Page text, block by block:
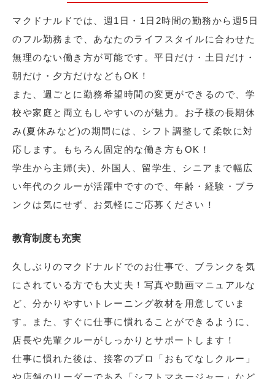
マクドナルドでは、週1日・1日2時間の勤務から週5日
のフル勤務まで、あなたのライフスタイルに合わせた
無理のない働き方が可能です。平日だけ・土日だけ・
朝だけ・夕方だけなどもOK！
また、週ごとに勤務希望時間の変更ができるので、学
校や家庭と両立もしやすいのが魅力。お子様の長期休
み(夏休みなど)の期間には、シフト調整して柔軟に対
応します。もちろん固定的な働き方もOK！
学生から主婦(夫)、外国人、留学生、シニアまで幅広
い年代のクルーが活躍中ですので、年齢・経験・ブラ
ンクは気にせず、お気軽にご応募ください！
教育制度も充実
久しぶりのマクドナルドでのお仕事で、ブランクを気
にされている方でも大丈夫！写真や動画マニュアルな
ど、分かりやすいトレーニング教材を用意していま
す。また、すぐに仕事に慣れることができるように、
店長や先輩クルーがしっかりとサポートします！
仕事に慣れた後は、接客のプロ「おもてなしクルー」